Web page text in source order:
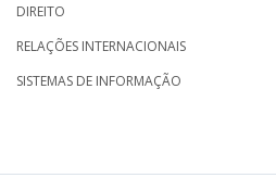
DIREITO
RELAÇÕES INTERNACIONAIS
SISTEMAS DE INFORMAÇÃO